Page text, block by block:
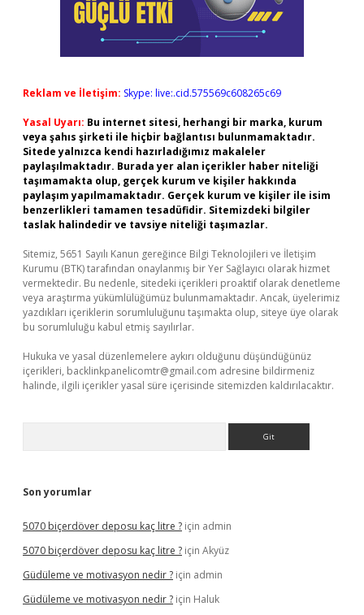
Reklam ve İletişim: Skype: live:.cid.575569c608265c69
Yasal Uyarı: Bu internet sitesi, herhangi bir marka, kurum
veya şahıs şirketi ile hiçbir bağlantısı bulunmamaktadır.
Sitede yalnızca kendi hazırladığımız makaleler
paylaşılmaktadır. Burada yer alan içerikler haber niteliği
taşımamakta olup, gerçek kurum ve kişiler hakkında
paylaşım yapılmamaktadır. Gerçek kurum ve kişiler ile isim
benzerlikleri tamamen tesadüfidir. Sitemizdeki bilgiler
taslak halindedir ve tavsiye niteliği taşımazlar.
Sitemiz, 5651 Sayılı Kanun gereğince Bilgi Teknolojileri ve İletişim
Kurumu (BTK) tarafından onaylanmış bir Yer Sağlayıcı olarak hizmet
vermektedir. Bu nedenle, sitedeki içerikleri proaktif olarak denetleme
veya araştırma yükümlülüğümüz bulunmamaktadır. Ancak, üyelerimiz
yazdıkları içeriklerin sorumluluğunu taşımakta olup, siteye üye olarak
bu sorumluluğu kabul etmiş sayılırlar.
Hukuka ve yasal düzenlemelere aykırı olduğunu düşündüğünüz
içerikleri, backlinkpanelicomtr@gmail.com adresine bildirmeniz
halinde, ilgili içerikler yasal süre içerisinde sitemizden kaldırılacaktır.
Son yorumlar
5070 biçerdöver deposu kaç litre ? için admin
5070 biçerdöver deposu kaç litre ? için Akyüz
Güdüleme ve motivasyon nedir ? için admin
Güdüleme ve motivasyon nedir ? için Haluk